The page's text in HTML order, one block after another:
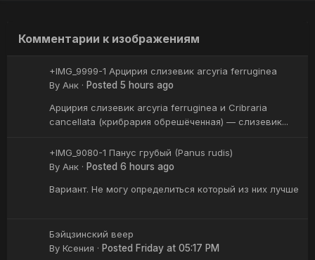
Комментарии к изображениям
+IMG_9999-1 Арцирия слизевик arcyria ferruginea
By Анк · Posted 5 hours ago
Арцирия слизевик arcyria ferruginea и Cribraria
cancellata (крибрария обрешёченная) — слизевик...
+IMG_9080-1 Панус грубый (Panus rudis)
By Анк · Posted 6 hours ago
Вариант. Не могу определиться который из них лучше
Бэйцзинский веер
By Ксения · Posted Friday at 05:17 PM